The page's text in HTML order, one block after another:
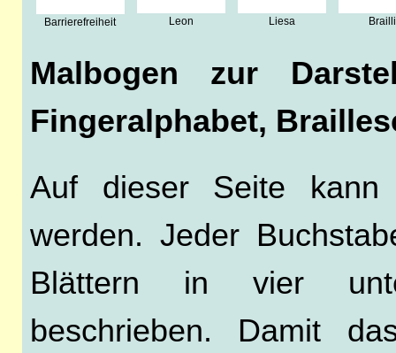
Barrierefreiheit Leon Liesa Brailli
Malbogen zur
Fingeralphabet,
Auf dieser Seite kann
werden. Jeder
Blättern in vier
beschrieben. Damit